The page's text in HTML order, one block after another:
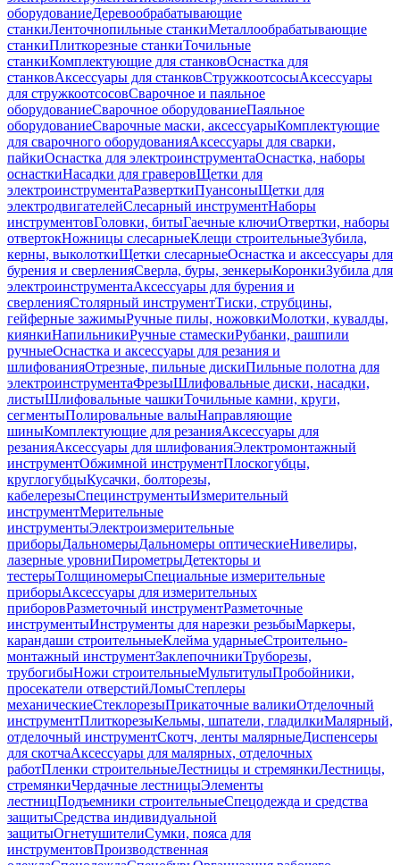
оборудованиеДеревообрабатывающие
станкиЛенточнопильные станкиМеталлообрабатывающие
станкиПлиткорезные станкиТочильные
станкиКомплектующие для станковОснастка для
станковАксессуары для станковСтружкоотсосыАксессуары
для стружкоотсосовСварочное и паяльное
оборудованиеСварочное оборудованиеПаяльное
оборудованиеСварочные маски, аксессуарыКомплектующие
для сварочного оборудованияАксессуары для сварки,
пайкиОснастка для электроинструментаОснастка, наборы
оснасткиНасадки для граверовЩетки для
электроинструментаРазверткиПуансоныЩетки для
электродвигателейСлесарный инструментНаборы
инструментовГоловки, битыГаечные ключиОтвертки, наборы
отвертокНожницы слесарныеКлещи строительныеЗубила,
керны, выколоткиЩетки слесарныеОснастка и аксессуары для
бурения и сверленияСверла, буры, зенкерыКоронкиЗубила для
электроинструментаАксессуары для бурения и
сверленияСтолярный инструментТиски, струбцины,
гейферные зажимыРучные пилы, ножовкиМолотки, кувалды,
киянкиНапильникиРучные стамескиРубанки, рашпили
ручныеОснастка и аксессуары для резания и
шлифованияОтрезные, пильные дискиПильные полотна для
электроинструментаФрезыШлифовальные диски, насадки,
листыШлифовальные чашкиТочильные камни, круги,
сегментыПолировальные валыНаправляющие
шиныКомплектующие для резанияАксессуары для
резанияАксессуары для шлифованияЭлектромонтажный
инструментОбжимной инструментПлоскогубцы,
круглогубцыКусачки, болторезы,
кабелерезыСпецинструментыИзмерительный
инструментМерительные
инструментыЭлектроизмерительные
приборыДальномерыДальномеры оптическиеНивелиры,
лазерные уровниПирометрыДетекторы и
тестерыТолщиномерыСпециальные измерительные
приборыАксессуары для измерительных
приборовРазметочный инструментРазметочные
инструментыИнструменты для нарезки резьбыМаркеры,
карандаши строительныеКлейма ударныеСтроительно-
монтажный инструментЗаклепочникиТруборезы,
трубогибыНожи строительныеМультитулыПробойники,
просекатели отверстийЛомыСтеплеры
механическиеСтеклорезыПрикаточные валикиОтделочный
инструментПлиткорезыКельмы, шпатели, гладилкиМалярный,
отделочный инструментСкотч, ленты малярныеДиспенсеры
для скотчаАксессуары для малярных, отделочных
работПленки строительныеЛестницы и стремянкиЛестницы,
стремянкиЧердачные лестницыЭлементы
лестницПодъемники строительныеСпецодежда и средства
защитыСредства индивидуальной
защитыОгнетушителиСумки, пояса для
инструментовПроизводственная